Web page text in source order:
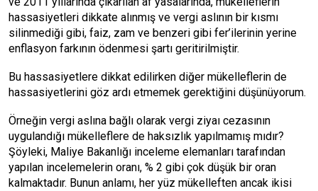
hassasiyetleri dikkate alınmış ve vergi aslının bir kısmı
silinmediği gibi, faiz, zam ve benzeri gibi fer’ilerinin yerine
enflasyon farkının ödenmesi şartı geritirilmiştir.
Bu hassasiyetlere dikkat edilirken diğer mükelleflerin de
hassasiyetlerini göz ardı etmemek gerektiğini düşünüyorum.
Örneğin vergi aslına bağlı olarak vergi ziyaı cezasının
uygulandığı mükelleflere de haksızlık yapılmamış mıdır?
Şöyleki, Maliye Bakanlığı inceleme elemanları tarafından
yapılan incelemelerin oranı, % 2 gibi çok düşük bir oran
kalmaktadır. Bunun anlamı, her yüz mükelleften ancak ikisi